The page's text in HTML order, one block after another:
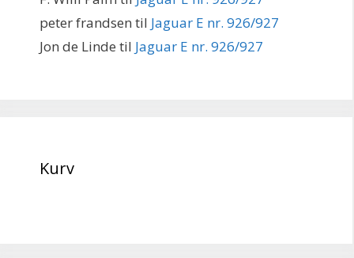
peter frandsen til Jaguar E nr. 926/927
Jon de Linde til Jaguar E nr. 926/927
Kurv